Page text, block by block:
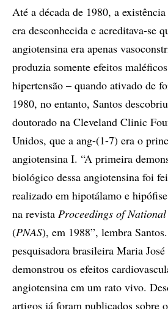
Até a década de 1980, a
era desconhecida e acreditava-se
angiotensina era apenas
produzia somente efeitos
hipertensão – quando ativado de
1980, no entanto, Santos
doutorado na Cleveland Clinic
Unidos, que a ang-(1-7) era o
angiotensina I. “A primeira
biológico dessa angiotensina foi
realizado em hipotálamo e
na revista Proceedings of
(PNAS), em 1988”, lembra
pesquisadora brasileira Maria
demonstrou os efeitos
angiotensina em um rato vivo.
artigos já foram publicados sobre